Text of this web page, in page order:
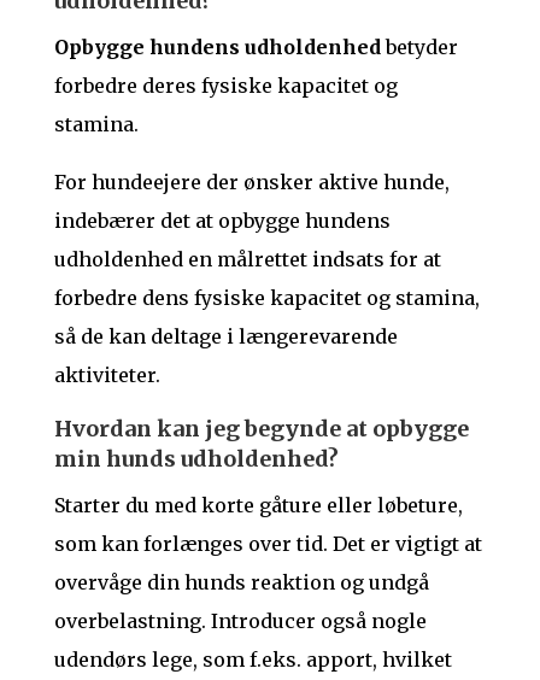
Opbygge hundens udholdenhedbetyder
forbedre deres fysiske kapacitet og
stamina.
For hundeejere der ønsker aktive hunde,
indebærer det at opbygge hundens
udholdenhed en målrettet indsats for at
forbedre dens fysiske kapacitet og stamina,
så de kan deltage i længerevarende
aktiviteter.
Hvordan kan jeg begynde at opbygge
min hunds udholdenhed?
Starter du med korte gåture eller løbeture,
som kan forlænges over tid. Det er vigtigt at
overvåge din hunds reaktion og undgå
overbelastning. Introducer også nogle
udendørs lege, som f.eks. apport, hvilket